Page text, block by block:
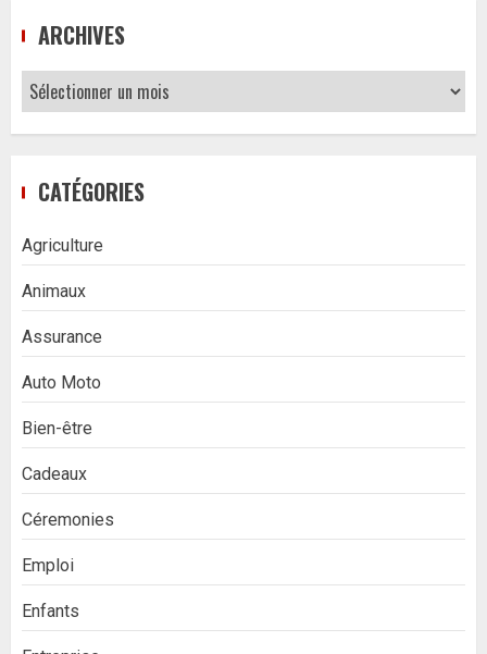
ARCHIVES
Archives
CATÉGORIES
Agriculture
Animaux
Assurance
Auto Moto
Bien-être
Cadeaux
Céremonies
Emploi
Enfants